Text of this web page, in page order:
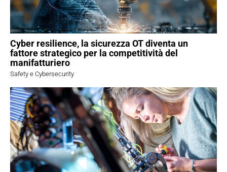
Cyber resilience, la sicurezza OT diventa un
fattore strategico per la competitività del
manifatturiero
Safety e Cybersecurity